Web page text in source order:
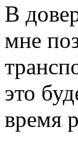
В
мне
это
время